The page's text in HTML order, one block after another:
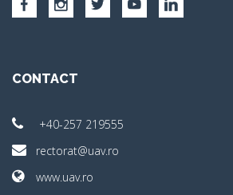
CONTACT
+40-257 219555
rectorat@uav.ro
www.uav.ro